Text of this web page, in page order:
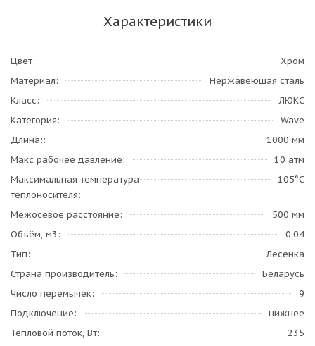
Характеристики
Цвет
Хром
Материал
Нержавеющая сталь
Класс
ЛЮКС
Категория
Wave
Длина:
1000 мм
Макс рабочее давление
10 атм
Максимальная температура
теплоносителя
105°С
Межосевое расстояние
500 мм
Объём, м3
0,04
Тип
Лесенка
Страна производитель
Беларусь
Число перемычек
9
Подключение
нижнее
Тепловой поток, Вт
235